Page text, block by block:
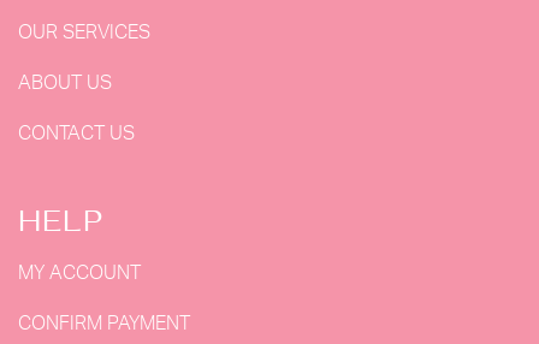
OUR SERVICES
ABOUT US
CONTACT US
HELP
MY ACCOUNT
CONFIRM PAYMENT